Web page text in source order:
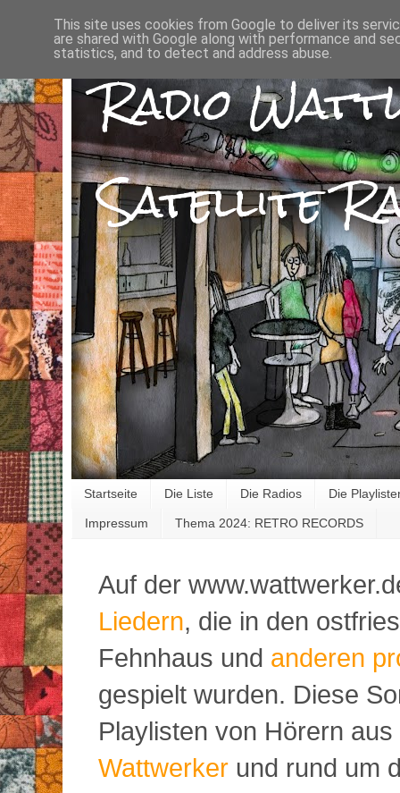
Radio
Satellite
Startseite Die Liste Die Radios Die
Impressum Thema 2024: RETRO RECORDS
Auf der
Liedern, die in den
Fehnhaus und anderen
gespielt wurden. Diese
Playlisten von Hörern
Wattwerker und rund um
This site uses cookies from Google to deliver its
are shared with Google along with performance and
statistics, and to detect and address abuse.